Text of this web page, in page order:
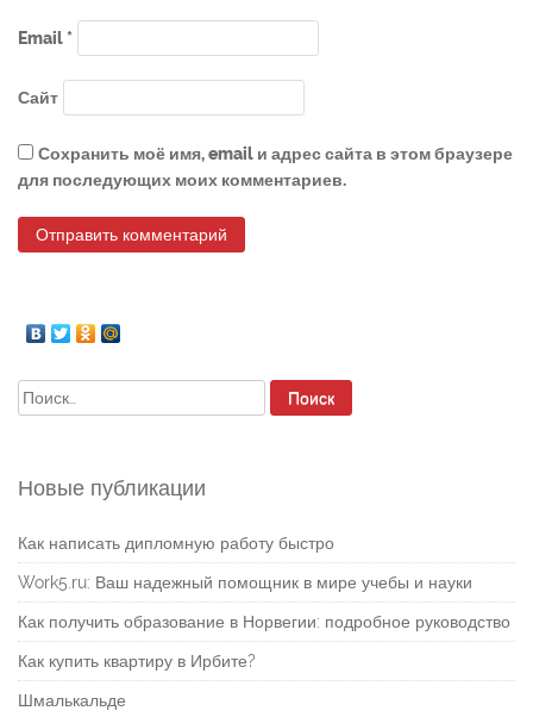
Email*
Сайт
Сохранить моё имя, email и адрес сайта в этом браузере
для последующих моих комментариев.
Найти:
Новые публикации
Как написать дипломную работу быстро
Work5.ru: Ваш надежный помощник в мире учебы и науки
Как получить образование в Норвегии: подробное руководство
Как купить квартиру в Ирбите?
Шмалькальде